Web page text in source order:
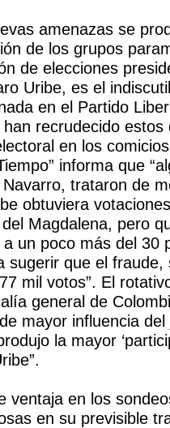
amenazas se
de los grupos
de elecciones
Uribe, es el
en el Partido
recrudecido
en los
informa que
trataron de
obtuviera
Magdalena, pero
un poco más del 30
sugerir que el fraude,
mil votos”. El
general de
mayor influencia
la mayor
ventaja en los
en su previsible